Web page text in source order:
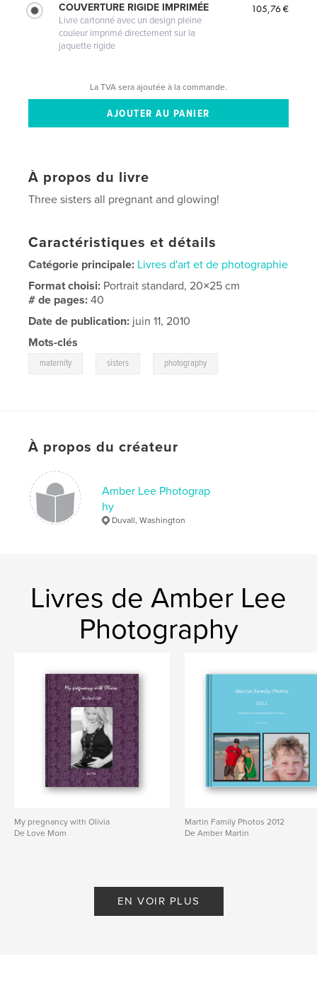
COUVERTURE RIGIDE IMPRIMÉE
Livre cartonné avec un design pleine
couleur imprimé directement sur la
jaquette rigide
105,76 €
La TVA sera ajoutée à la commande.
À propos du livre
Three sisters all pregnant and glowing!
Caractéristiques et détails
Catégorie principale: Livres d'art et de photographie
Format choisi: Portrait standard, 20×25 cm
# de pages:40
Date de publication: juin 11, 2010
Mots-clés
maternity sisters photography
À propos du créateur
Amber Lee Photograp
hy
Duvall, Washington
Livres de Amber Lee
Photography
My pregnancy with Olivia
De Love Mom
Martin Family Photos 2012
De Amber Martin
EN VOIR PLUS